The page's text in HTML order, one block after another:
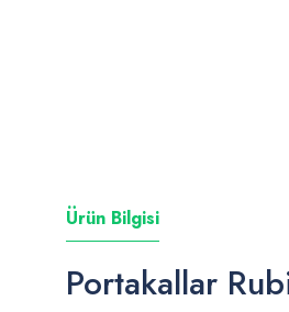
Ürün Bilgisi
Portakallar